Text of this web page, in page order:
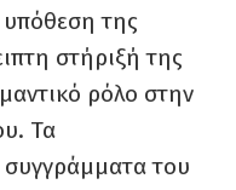
της
στήριξή της
ρόλο στην
Τα
συγγράμματα του